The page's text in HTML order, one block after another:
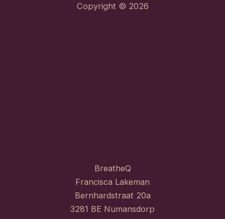
Copyright © 2026
BreatheQ
Francisca Lakeman
Bernhardstraat 20a
3281 BE Numansdorp